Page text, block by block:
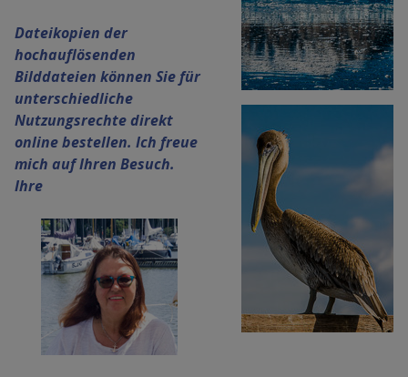
Dateikopien der
hochauflösenden
Bilddateien können Sie für
unterschiedliche
Nutzungsrechte direkt
online bestellen. Ich freue
mich auf Ihren Besuch.
Ihre